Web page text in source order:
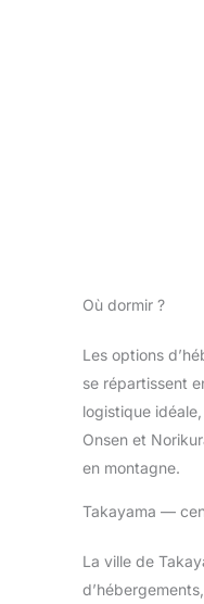
Où dormir ?
Les options
se répartissent
logistique
Onsen et
en montagne.
Takayama —
La ville de